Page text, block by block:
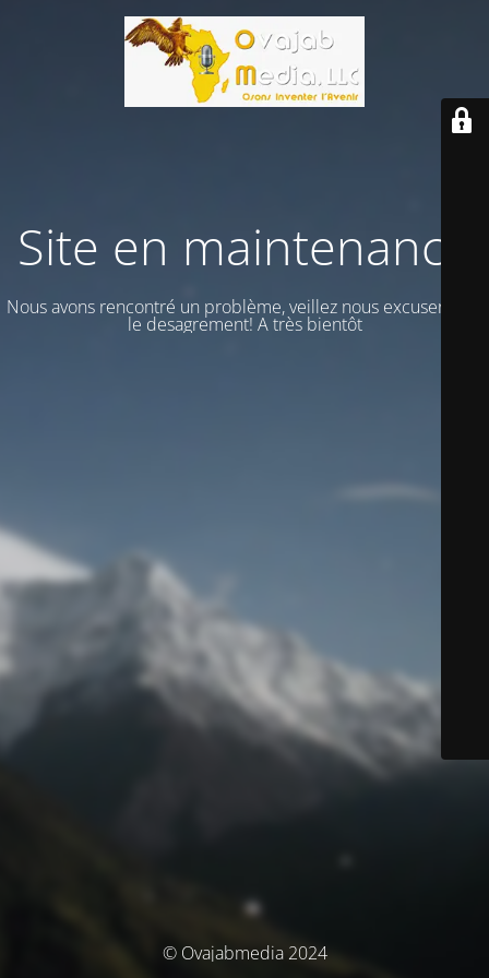
Site en maintenance
Nous avons rencontré un problème, veillez nous excuser vour
le desagrement! A très bientôt
© Ovajabmedia 2024